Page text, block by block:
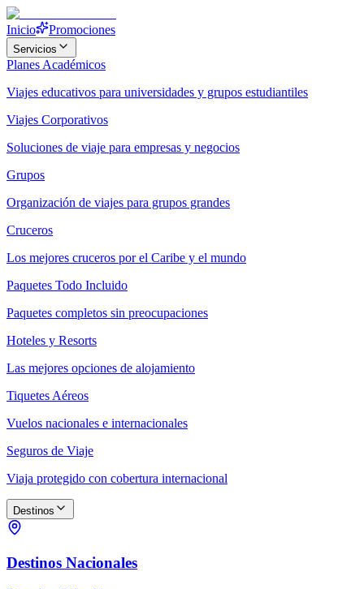
Inicio Promociones
Servicios
Planes Académicos
Viajes educativos para universidades y grupos estudiantiles
Viajes Corporativos
Soluciones de viaje para empresas y negocios
Grupos
Organización de viajes para grupos grandes
Cruceros
Los mejores cruceros por el Caribe y el mundo
Paquetes Todo Incluido
Paquetes completos sin preocupaciones
Hoteles y Resorts
Las mejores opciones de alojamiento
Tiquetes Aéreos
Vuelos nacionales e internacionales
Seguros de Viaje
Viaja protegido con cobertura internacional
Destinos
Destinos Nacionales